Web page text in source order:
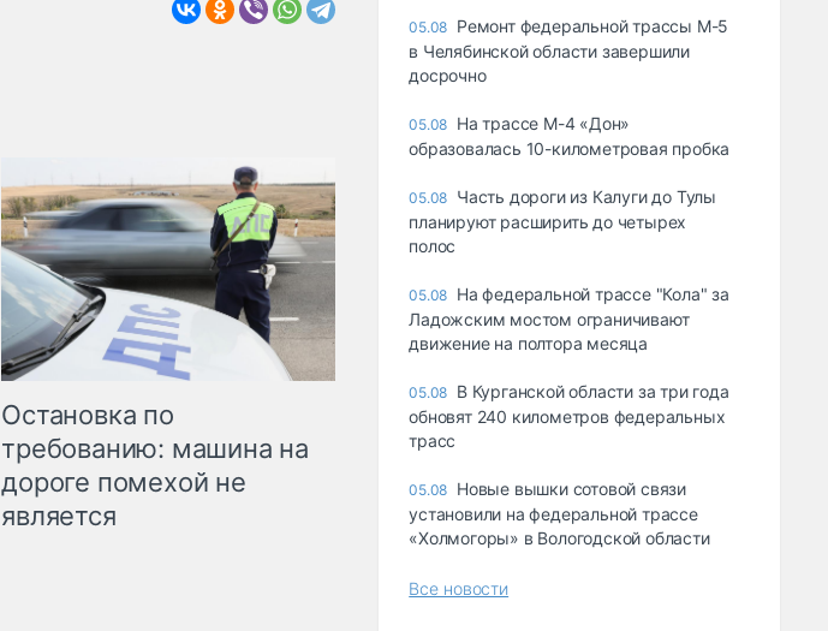
Остановка по
требованию: машина на
дороге помехой не
является
05.08 Ремонт федеральной трассы М-5
в Челябинской области завершили
досрочно
05.08 На трассе М-4 «Дон»
образовалась 10-километровая пробка
05.08 Часть дороги из Калуги до Тулы
планируют расширить до четырех
полос
05.08 На федеральной трассе "Кола" за
Ладожским мостом ограничивают
движение на полтора месяца
05.08 В Курганской области за три года
обновят 240 километров федеральных
трасс
05.08 Новые вышки сотовой связи
установили на федеральной трассе
«Холмогоры» в Вологодской области
Все новости